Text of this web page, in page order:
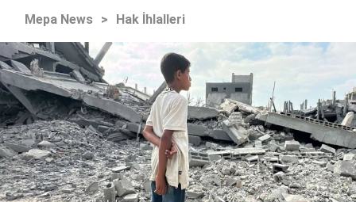
Mepa News > Hak İhlalleri